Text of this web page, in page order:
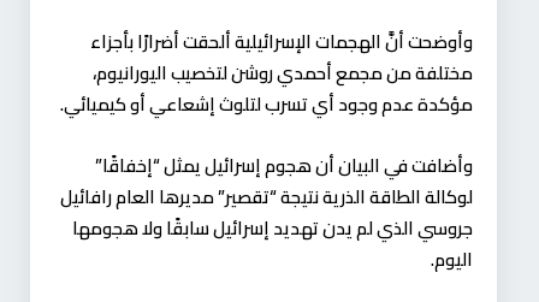
وأوضحت أنَّ الهجمات الإسرائيلية ألحقت أضرارًا بأجزاء
مختلفة من مجمع أحمدي روشن لتخصيب اليورانيوم،
مؤكدة عدم وجود أي تسرب لتلوث إشعاعي أو كيميائي.
وأضافت في البيان أن هجوم إسرائيل يمثل “إخفاقًا”
لوكالة الطاقة الذرية نتيجة “تقصير” مديرها العام رافائيل
جروسي الذي لم يدن تهديد إسرائيل سابقًا ولا هجومها
اليوم.